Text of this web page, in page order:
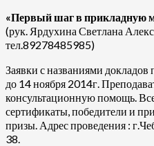
«Первый шаг в прикладную
(рук. Ярдухина Светлана
тел.89278485985)
Заявки с названиями
до 14 ноября 2014г.
консультационную помощь.
сертификаты, победители и
призы. Адрес проведения :
38.